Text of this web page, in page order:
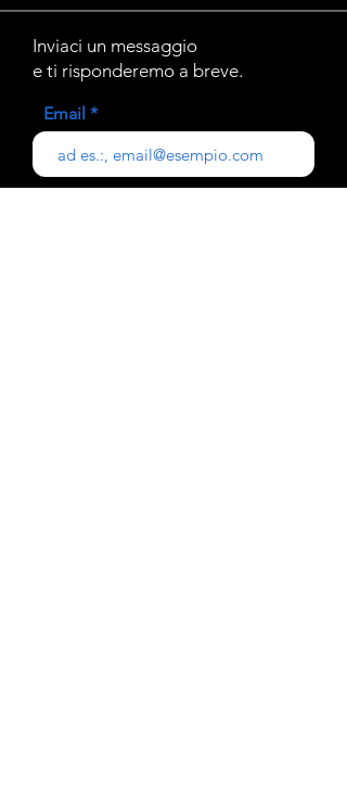
Inviaci un messaggio
e ti risponderemo a breve.
Email